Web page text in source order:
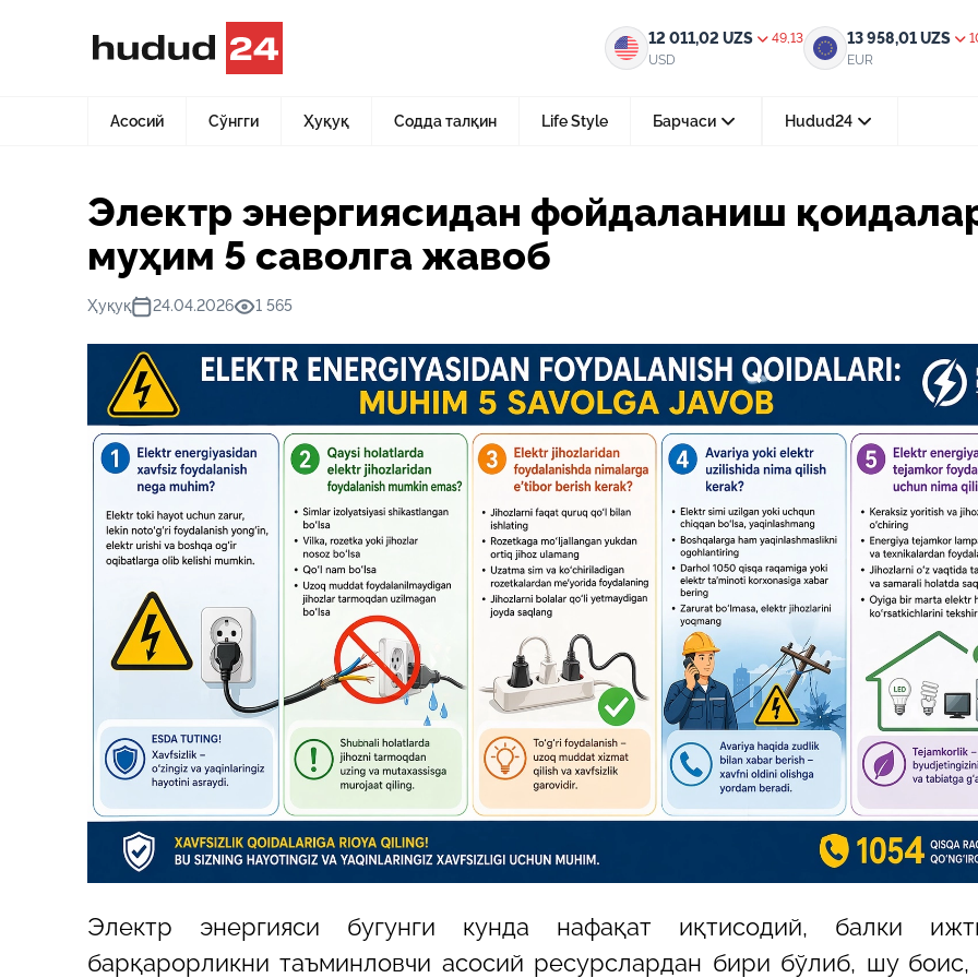
12 011,02 UZS
49,13
USD
13 958,01UZS
EUR
Асосий Сўнгги Ҳуқуқ Содда талқин Life Style Барчаси Hudud24
тез ва қулай йўл
15-июл 2026, 05:11
Ҳуқуқий билимларни
форматда ўрганиш имконияти
29-июн 2026, 10:29
Халқ билан очиқ мулоқот —
манфаатларига хизмат қилувчи
давлат бошқарувининг муҳим
25-июн 2026, 11:04
Электрон обуна: ҳуқуқий
тез ва қулай йўл
23-июн 2026, 10:05
Хусусий боғчада 5 ой ишлаб
чиқиш мумкинми?
Янгиликлар Электр энергиясидан фойдаланиш қоидалари: муҳим 5 саволга жавоб
Электр энергиясидан фойдаланиш
муҳим 5 саволга жавоб
Ҳуқуқ 24.04.2026 1 565
Электр энергияси бугунги кунда нафақат иқтисодий, балки
барқарорликни таъминловчи асосий ресурслардан бири бўлиб, шу боис,